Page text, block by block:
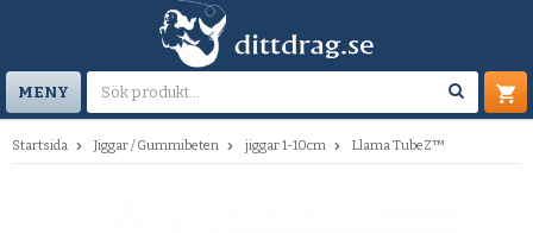
MENY
Startsida Jiggar / Gummibeten jiggar 1-10cm Llama TubeZ™